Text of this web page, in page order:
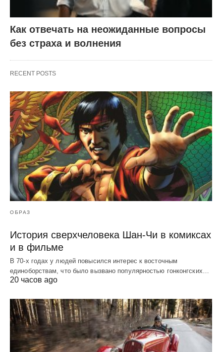
Как отвечать на неожиданные вопросы
без страха и волнения
RECENT POSTS
ОБРАЗ
История сверхчеловека Шан-Чи в комиксах
и в фильме
В 70-х годах у людей повысился интерес к восточным
единоборствам, что было вызвано популярностью гонконгских…
20 часов ago